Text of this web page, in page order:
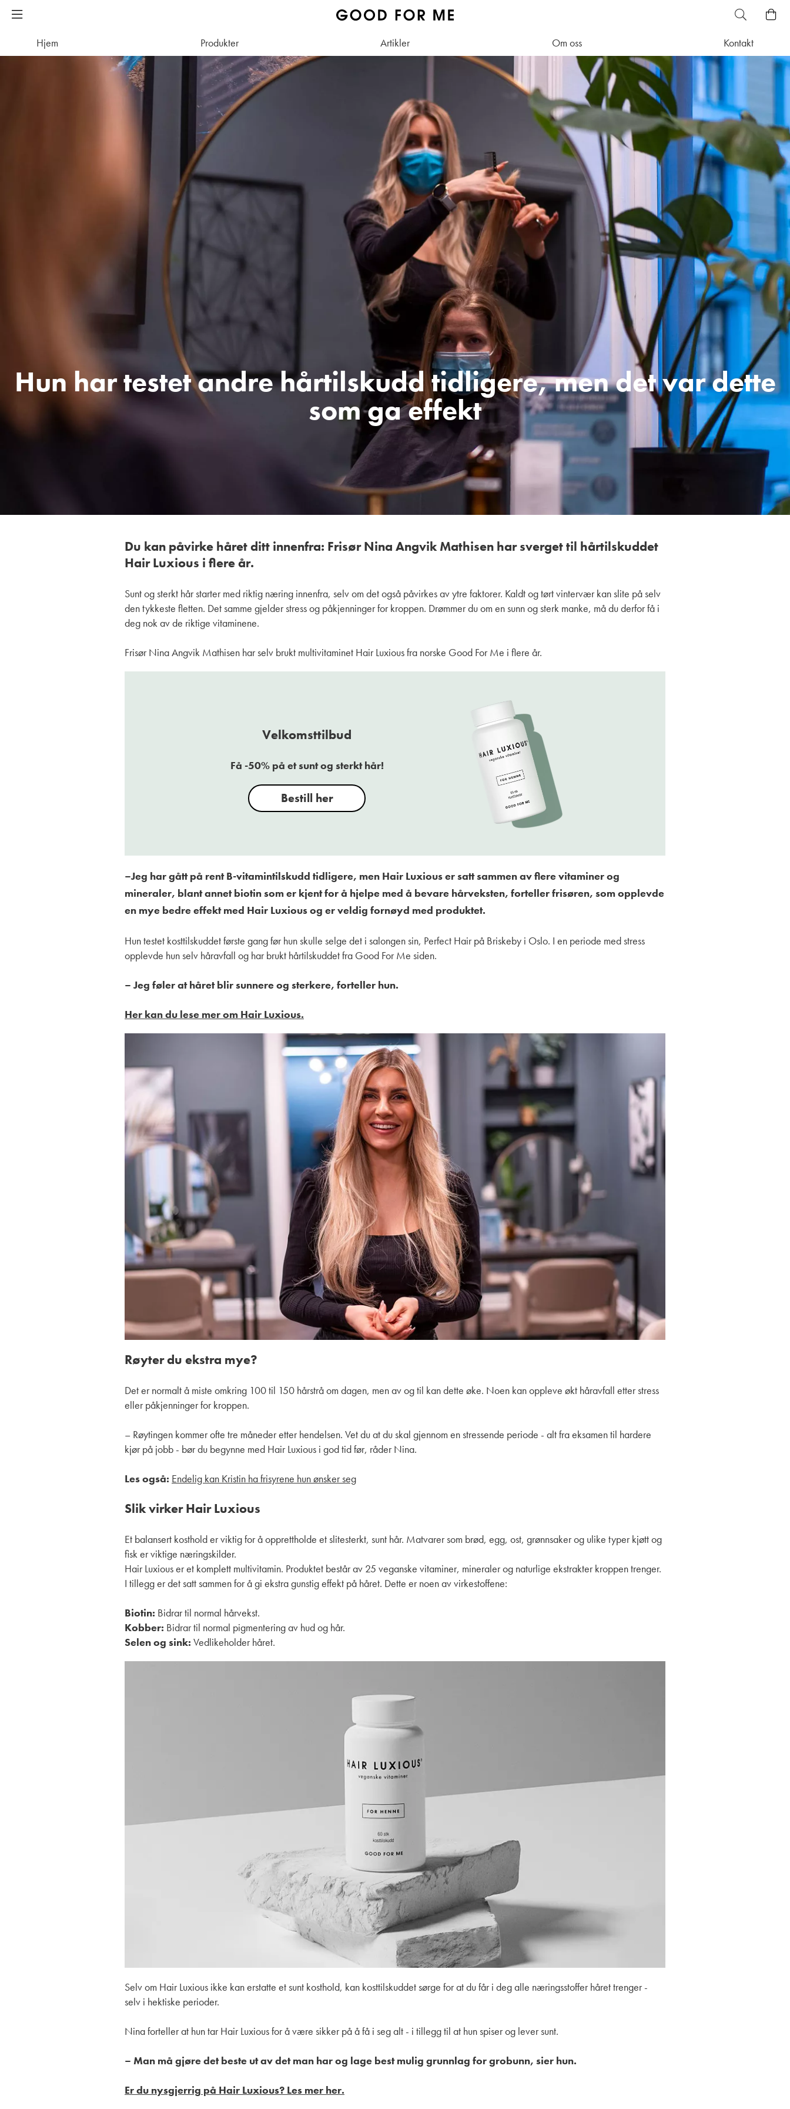
Hjem Produkter Artikler Om oss Kontakt
Hun har testet andre hårtilskudd tidligere, men det var dette
som ga effekt
Du kan påvirke håret ditt innenfra: Frisør Nina Angvik Mathisen har sverget til hårtilskuddet
Hair Luxious i flere år.
Sunt og sterkt hår starter med riktig næring innenfra, selv om det også påvirkes av ytre faktorer. Kaldt og tørt vintervær kan slite på selv
den tykkeste fletten. Det samme gjelder stress og påkjenninger for kroppen. Drømmer du om en sunn og sterk manke, må du derfor få i
deg nok av de riktige vitaminene.
Frisør Nina Angvik Mathisen har selv brukt multivitaminet Hair Luxious fra norske Good For Me i flere år.
Velkomsttilbud
Få -50% på et sunt og sterkt hår!
Bestill her
–Jeg har gått på rent B-vitamintilskudd tidligere, men Hair Luxious er satt sammen av flere vitaminer og
mineraler, blant annet biotin som er kjent for å hjelpe med å bevare hårveksten, forteller frisøren, som opplevde
en mye bedre effekt med Hair Luxious og er veldig fornøyd med produktet.
Hun testet kosttilskuddet første gang før hun skulle selge det i salongen sin, Perfect Hair på Briskeby i Oslo. I en periode med stress
opplevde hun selv håravfall og har brukt hårtilskuddet fra Good For Me siden.
– Jeg føler at håret blir sunnere og sterkere, forteller hun.
Her kan du lese mer om Hair Luxious.
Røyter du ekstra mye?
Det er normalt å miste omkring 100 til 150 hårstrå om dagen, men av og til kan dette øke. Noen kan oppleve økt håravfall etter stress
eller påkjenninger for kroppen.
– Røytingen kommer ofte tre måneder etter hendelsen. Vet du at du skal gjennom en stressende periode - alt fra eksamen til hardere
kjør på jobb - bør du begynne med Hair Luxious i god tid før, råder Nina.
Les også: Endelig kan Kristin ha frisyrene hun ønsker seg
Slik virker Hair Luxious
Et balansert kosthold er viktig for å opprettholde et slitesterkt, sunt hår. Matvarer som brød, egg, ost, grønnsaker og ulike typer kjøtt og
fisk er viktige næringskilder.
Hair Luxious er et komplett multivitamin. Produktet består av 25 veganske vitaminer, mineraler og naturlige ekstrakter kroppen trenger.
I tillegg er det satt sammen for å gi ekstra gunstig effekt på håret. Dette er noen av virkestoffene:
Biotin: Bidrar til normal hårvekst.
Kobber: Bidrar til normal pigmentering av hud og hår.
Selen og sink: Vedlikeholder håret.
Selv om Hair Luxious ikke kan erstatte et sunt kosthold, kan kosttilskuddet sørge for at du får i deg alle næringsstoffer håret trenger -
selv i hektiske perioder.
Nina forteller at hun tar Hair Luxious for å være sikker på å få i seg alt - i tillegg til at hun spiser og lever sunt.
– Man må gjøre det beste ut av det man har og lage best mulig grunnlag for grobunn, sier hun.
Er du nysgjerrig på Hair Luxious? Les mer her.